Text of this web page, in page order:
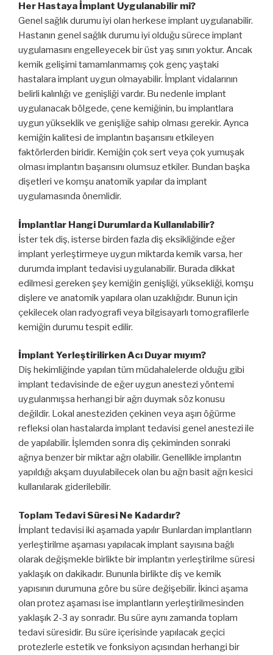
Her Hastaya İmplant Uygulanabilir mi?
Genel sağlık durumu iyi olan herkese implant uygulanabilir.
Hastanın genel sağlık durumu iyi olduğu sürece implant
uygulamasını engelleyecek bir üst yaş sınırı yoktur. Ancak
kemik gelişimi tamamlanmamış çok genç yaştaki
hastalara implant uygun olmayabilir. İmplant vidalarının
belirli kalınlığı ve genişliği vardır. Bu nedenle implant
uygulanacak bölgede, çene kemiğinin, bu implantlara
uygun yükseklik ve genişliğe sahip olması gerekir. Ayrıca
kemiğin kalitesi de implantın başarısını etkileyen
faktörlerden biridir. Kemiğin çok sert veya çok yumuşak
olması implantın başarısını olumsuz etkiler. Bundan başka
dişetleri ve komşu anatomik yapılar da implant
uygulamasında önemlidir.
İmplantlar Hangi Durumlarda Kullanılabilir?
İster tek diş, isterse birden fazla diş eksikliğinde eğer
implant yerleştirmeye uygun miktarda kemik varsa, her
durumda implant tedavisi uygulanabilir. Burada dikkat
edilmesi gereken şey kemiğin genişliği, yüksekliği, komşu
dişlere ve anatomik yapılara olan uzaklığıdır. Bunun için
çekilecek olan radyografi veya bilgisayarlı tomografilerle
kemiğin durumu tespit edilir.
İmplant Yerleştirilirken Acı Duyar mıyım?
Diş hekimliğinde yapılan tüm müdahalelerde olduğu gibi
implant tedavisinde de eğer uygun anestezi yöntemi
uygulanmışsa herhangi bir ağrı duymak söz konusu
değildir. Lokal anesteziden çekinen veya aşırı öğürme
refleksi olan hastalarda implant tedavisi genel anestezi ile
de yapılabilir. İşlemden sonra diş çekiminden sonraki
ağrıya benzer bir miktar ağrı olabilir. Genellikle implantın
yapıldığı akşam duyulabilecek olan bu ağrı basit ağrı kesici
kullanılarak giderilebilir.
Toplam Tedavi Süresi Ne Kadardır?
İmplant tedavisi iki aşamada yapılır Bunlardan implantların
yerleştirilme aşaması yapılacak implant sayısına bağlı
olarak değişmekle birlikte bir implantın yerleştirilme süresi
yaklaşık on dakikadır. Bununla birlikte diş ve kemik
yapısının durumuna göre bu süre değişebilir. İkinci aşama
olan protez aşaması ise implantların yerleştirilmesinden
yaklaşık 2-3 ay sonradır. Bu süre aynı zamanda toplam
tedavi süresidir. Bu süre içerisinde yapılacak geçici
protezlerle estetik ve fonksiyon açısından herhangi bir